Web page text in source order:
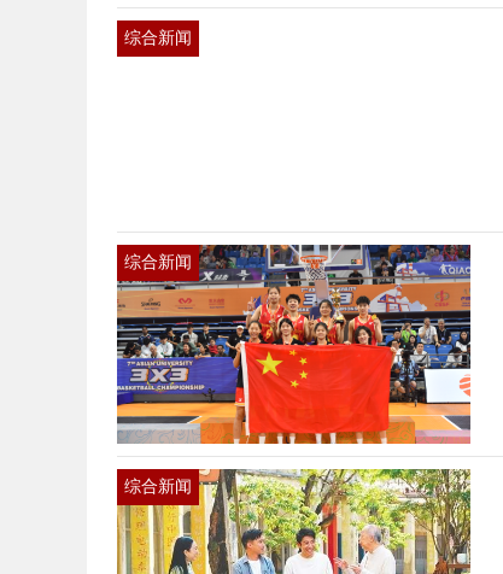
综合新闻
综合新闻
综合新闻